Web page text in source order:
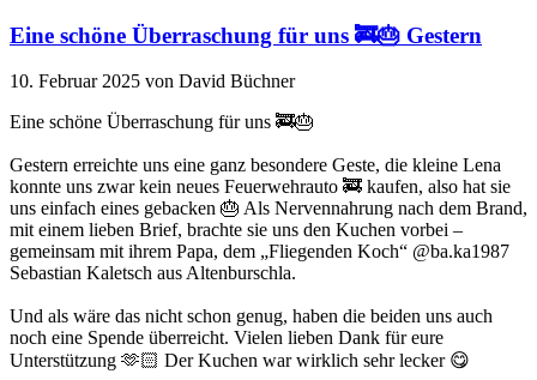
Eine schöne Überraschung für uns 🚒🎂 Gestern
10. Februar 2025 von David Büchner
Eine schöne Überraschung für uns 🚒🎂
Gestern erreichte uns eine ganz besondere Geste, die kleine Lena
konnte uns zwar kein neues Feuerwehrauto 🚒 kaufen, also hat sie
uns einfach eines gebacken 🎂 Als Nervennahrung nach dem Brand,
mit einem lieben Brief, brachte sie uns den Kuchen vorbei –
gemeinsam mit ihrem Papa, dem „Fliegenden Koch“ @ba.ka1987
Sebastian Kaletsch aus Altenburschla.
Und als wäre das nicht schon genug, haben die beiden uns auch
noch eine Spende überreicht. Vielen lieben Dank für eure
Unterstützung 🫶🏻 Der Kuchen war wirklich sehr lecker 😋